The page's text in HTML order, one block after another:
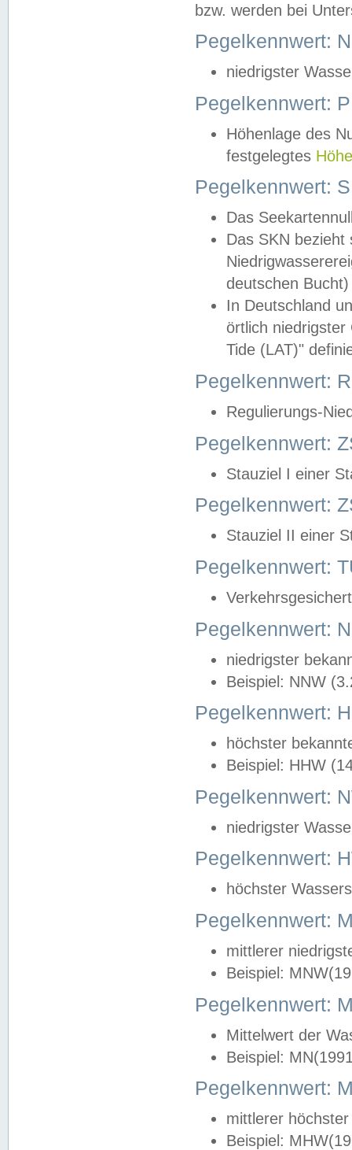
bzw. werden bei
Pegelkennwert:
niedrigster
Pegelkennwert:
Höhenlage des
festgelegtes
Pegelkennwert:
Das
Das SKN
deutschen
In Deutschland
örtlich
Tide (LAT)"
Pegelkennwert:
Regulierungs-
Pegelkennwert:
Stauziel I einer
Pegelkennwert:
Stauziel II einer
Pegelkennwert:
Pegelkennwert:
niedrigster
Beispiel: NNW
Pegelkennwert:
höchster
Beispiel: HHW
Pegelkennwert:
niedrigster
Pegelkennwert:
höchster
Pegelkennwert:
mittlerer
Beispiel:
Pegelkennwert:
Mittelwert der
Beispiel:
Pegelkennwert:
mittlerer
Beispiel: